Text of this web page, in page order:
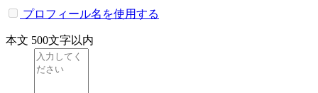
プロフィール名を使用する
本文 500文字以内